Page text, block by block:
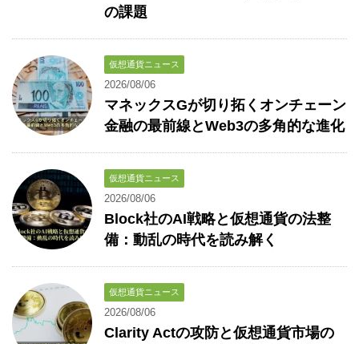
の課題
仮想通貨ニュース
2026/08/06
マネックスGが切り拓くオンチェーン
金融の最前線とWeb3の多角的な進化
仮想通貨ニュース
2026/08/06
Block社のAI戦略と仮想通貨の法整
備：動乱の時代を読み解く
仮想通貨ニュース
2026/08/06
Clarity Actの攻防と仮想通貨市場の